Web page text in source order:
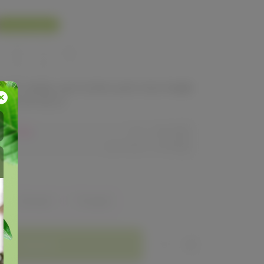
товар, доступен для опытных
24-ok.ru